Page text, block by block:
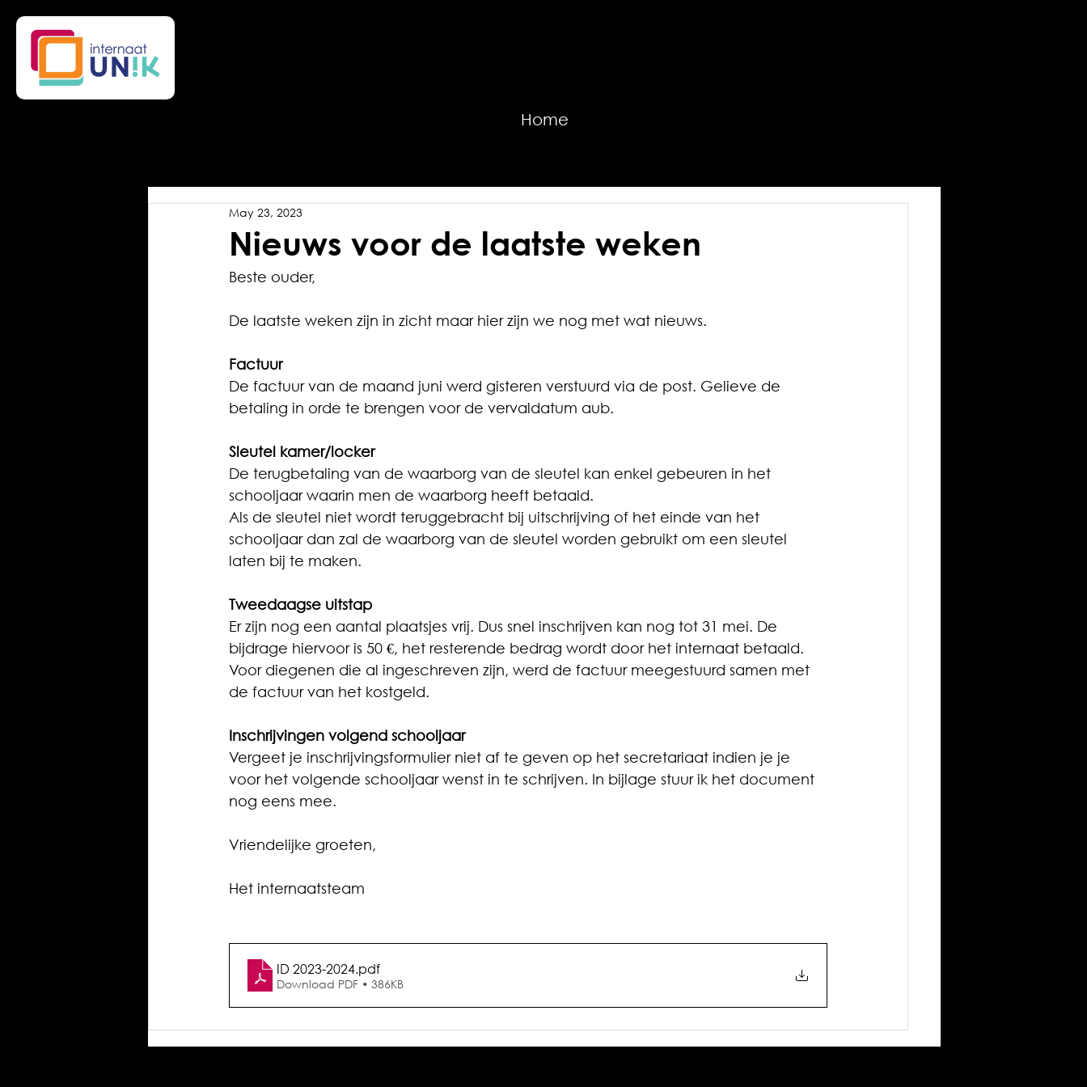
Home
Nieuws voor de laatste weken
May 23, 2023
Beste ouder,
De laatste weken zijn in zicht maar hier zijn we nog met wat nieuws.
Factuur
De factuur van de maand juni werd gisteren verstuurd via de post. Gelieve de
betaling in orde te brengen voor de vervaldatum aub.
Sleutel kamer/locker
De terugbetaling van de waarborg van de sleutel kan enkel gebeuren in het
schooljaar waarin men de waarborg heeft betaald.
Als de sleutel niet wordt teruggebracht bij uitschrijving of het einde van het
schooljaar dan zal de waarborg van de sleutel worden gebruikt om een sleutel
laten bij te maken.
Tweedaagse uitstap
Er zijn nog een aantal plaatsjes vrij. Dus snel inschrijven kan nog tot 31 mei. De
bijdrage hiervoor is 50 €, het resterende bedrag wordt door het internaat betaald.
Voor diegenen die al ingeschreven zijn, werd de factuur meegestuurd samen met
de factuur van het kostgeld.
Inschrijvingen volgend schooljaar
Vergeet je inschrijvingsformulier niet af te geven op het secretariaat indien je je
voor het volgende schooljaar wenst in te schrijven. In bijlage stuur ik het document
nog eens mee.
Vriendelijke groeten,
Het internaatsteam
ID 2023-2024.pdf
Download PDF • 386KB